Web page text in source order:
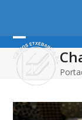
content
Open
mobile
menu
Close
mobile
menu